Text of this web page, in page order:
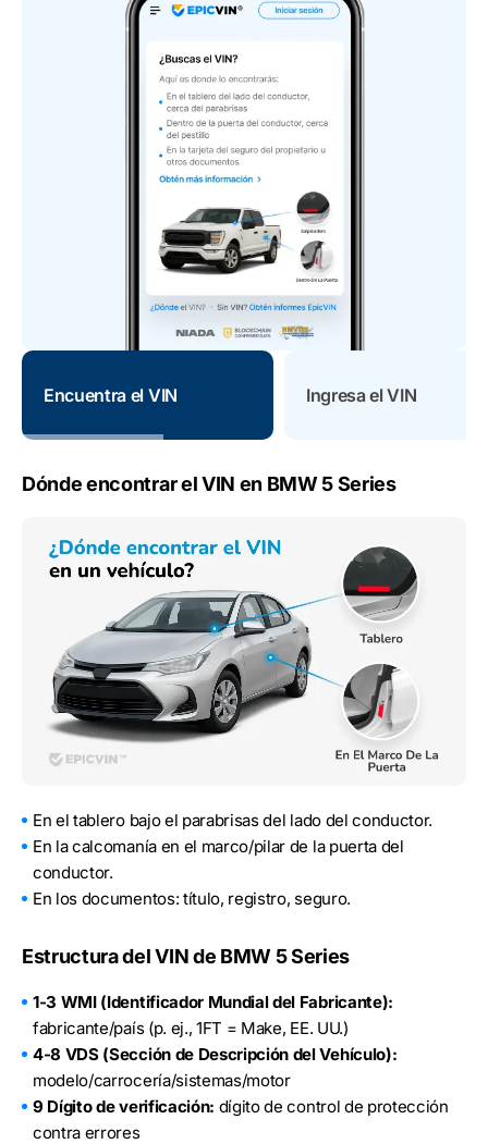
Encuentra el VIN Ingresa el VIN
Dónde encontrar el VIN en BMW 5 Series
En el tablero bajo el parabrisas del lado del conductor.
En la calcomanía en el marco/pilar de la puerta del
conductor.
En los documentos: título, registro, seguro.
Estructura del VIN de BMW 5 Series
1-3 WMI (Identificador Mundial del Fabricante):
fabricante/país (p. ej., 1FT = Make, EE. UU.)
4-8 VDS (Sección de Descripción del Vehículo):
modelo/carrocería/sistemas/motor
9 Dígito de verificación: dígito de control de protección
contra errores